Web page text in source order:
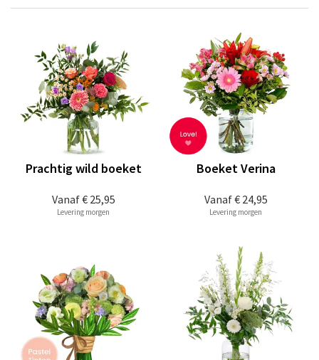
Vanaf€ 25,95
Prachtig wild boeket
Levering morgen
Vanaf€ 24,95
Boeket Verina
Levering morgen